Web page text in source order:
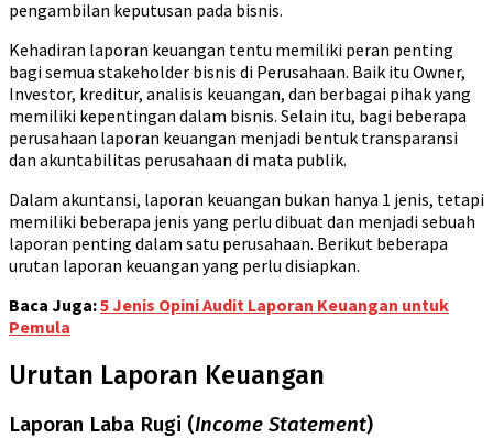
pengambilan keputusan pada bisnis.
Kehadiran laporan keuangan tentu memiliki peran penting
bagi semua stakeholder bisnis di Perusahaan. Baik itu Owner,
Investor, kreditur, analisis keuangan, dan berbagai pihak yang
memiliki kepentingan dalam bisnis. Selain itu, bagi beberapa
perusahaan laporan keuangan menjadi bentuk transparansi
dan akuntabilitas perusahaan di mata publik.
Dalam akuntansi, laporan keuangan bukan hanya 1 jenis, tetapi
memiliki beberapa jenis yang perlu dibuat dan menjadi sebuah
laporan penting dalam satu perusahaan. Berikut beberapa
urutan laporan keuangan yang perlu disiapkan.
Baca Juga:5 Jenis Opini Audit Laporan Keuangan untuk
Pemula
Urutan Laporan Keuangan
Laporan Laba Rugi (Income Statement)